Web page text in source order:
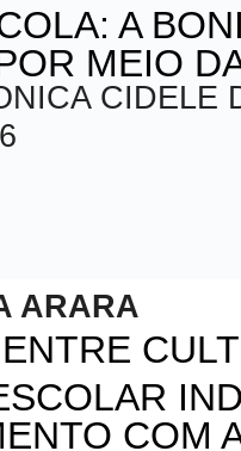
A
MEIO
CIDELE
ARARA
COM